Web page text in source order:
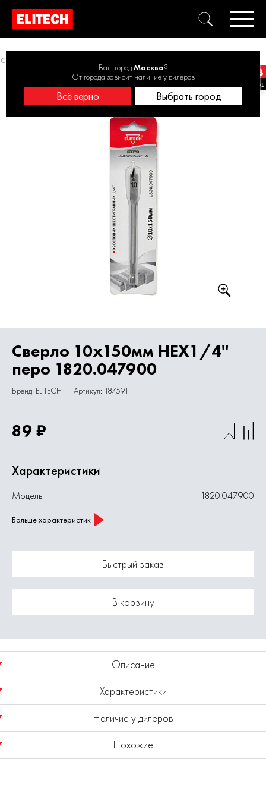
Ваш городМосква?
От города зависит наличие у дилеров
Всё верно Выбрать город
Свёрла перьевые
Сверло 10х150мм HEX1/4''
перо 1820.047900
Бренд: ELITECH Артикул: 187591
89 ₽
Характеристики
Модель 1820.047900
Больше характеристик
Быстрый заказ
В корзину
Описание
Длина общая 150 мм.
Характеристики
Модель 1820.047900
Наличие у дилеров
Показано наличие в регионе
Похожие